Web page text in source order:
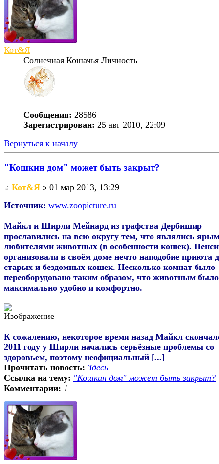
Кот&Я
Солнечная Кошачья Личность
Сообщения: 28586
Зарегистрирован: 25 авг 2010, 22:09
Вернуться к началу
"Кошкин дом" может быть закрыт?
Кот&Я » 01 мар 2013, 13:29
Источник: www.zoopicture.ru
Майкл и Ширли Мейнард из графства Дербишир
прославились на всю округу тем, что являлись
любителями животных (в особенности кошек).
организовали в своём доме нечто наподобие приюта
старых и бездомных кошек. Несколько комнат было
переоборудовано таким образом, что животным было
максимально удобно и комфортно.
К сожалению, некоторое время назад Майкл
2011 году у Ширли начались серьёзные проблемы со
здоровьем, поэтому неофициальный [...]
Прочитать новость: Здесь
Ссылка на тему: "Кошкин дом" может быть закрыт?
Комментарии: 1